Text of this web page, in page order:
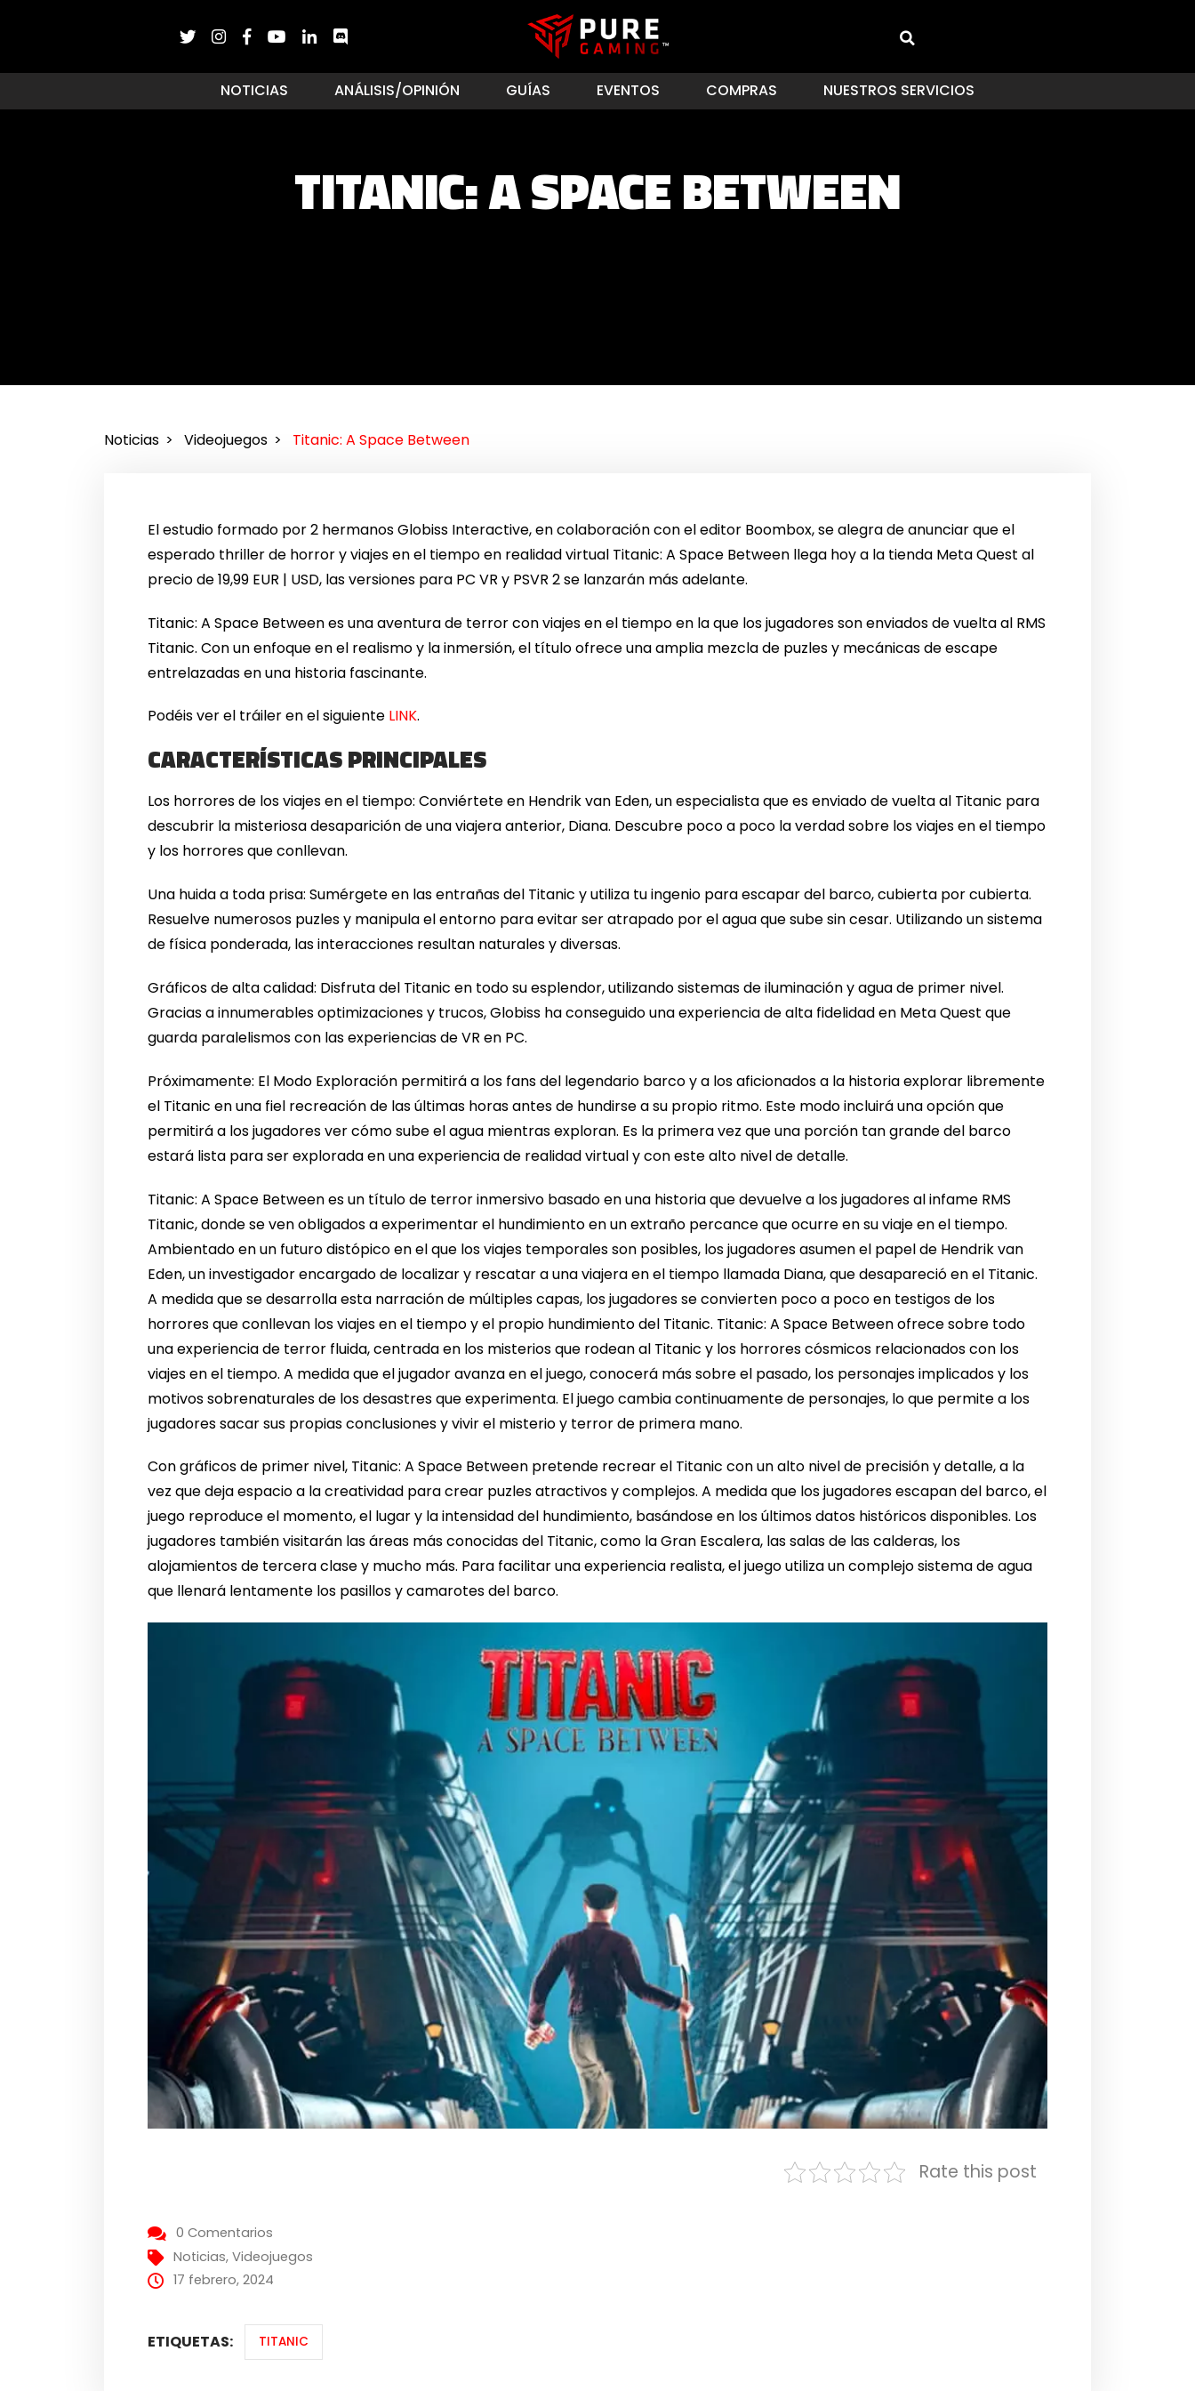
NOTICIAS ANÁLISIS/OPINIÓN GUÍAS EVENTOS COMPRAS NUESTROS SERVICIOS
TITANIC: A SPACE BETWEEN
Noticias Videojuegos Titanic: A Space Between
El estudio formado por 2 hermanos Globiss Interactive, en colaboración con el editor Boombox, se alegra de anunciar que el
esperado thriller de horror y viajes en el tiempo en realidad virtual Titanic: A Space Between llega hoy a la tienda Meta Quest al
precio de 19,99 EUR | USD, las versiones para PC VR y PSVR 2 se lanzarán más adelante.
Titanic: A Space Between es una aventura de terror con viajes en el tiempo en la que los jugadores son enviados de vuelta al RMS
Titanic. Con un enfoque en el realismo y la inmersión, el título ofrece una amplia mezcla de puzles y mecánicas de escape
entrelazadas en una historia fascinante.
Podéis ver el tráiler en el siguiente LINK.
CARACTERÍSTICAS PRINCIPALES
Los horrores de los viajes en el tiempo: Conviértete en Hendrik van Eden, un especialista que es enviado de vuelta al Titanic para
descubrir la misteriosa desaparición de una viajera anterior, Diana. Descubre poco a poco la verdad sobre los viajes en el tiempo
y los horrores que conllevan.
Una huida a toda prisa: Sumérgete en las entrañas del Titanic y utiliza tu ingenio para escapar del barco, cubierta por cubierta.
Resuelve numerosos puzles y manipula el entorno para evitar ser atrapado por el agua que sube sin cesar. Utilizando un sistema
de física ponderada, las interacciones resultan naturales y diversas.
Gráficos de alta calidad: Disfruta del Titanic en todo su esplendor, utilizando sistemas de iluminación y agua de primer nivel.
Gracias a innumerables optimizaciones y trucos, Globiss ha conseguido una experiencia de alta fidelidad en Meta Quest que
guarda paralelismos con las experiencias de VR en PC.
Próximamente: El Modo Exploración permitirá a los fans del legendario barco y a los aficionados a la historia explorar libremente
el Titanic en una fiel recreación de las últimas horas antes de hundirse a su propio ritmo. Este modo incluirá una opción que
permitirá a los jugadores ver cómo sube el agua mientras exploran. Es la primera vez que una porción tan grande del barco
estará lista para ser explorada en una experiencia de realidad virtual y con este alto nivel de detalle.
Titanic: A Space Between es un título de terror inmersivo basado en una historia que devuelve a los jugadores al infame RMS
Titanic, donde se ven obligados a experimentar el hundimiento en un extraño percance que ocurre en su viaje en el tiempo.
Ambientado en un futuro distópico en el que los viajes temporales son posibles, los jugadores asumen el papel de Hendrik van
Eden, un investigador encargado de localizar y rescatar a una viajera en el tiempo llamada Diana, que desapareció en el Titanic.
A medida que se desarrolla esta narración de múltiples capas, los jugadores se convierten poco a poco en testigos de los
horrores que conllevan los viajes en el tiempo y el propio hundimiento del Titanic. Titanic: A Space Between ofrece sobre todo
una experiencia de terror fluida, centrada en los misterios que rodean al Titanic y los horrores cósmicos relacionados con los
viajes en el tiempo. A medida que el jugador avanza en el juego, conocerá más sobre el pasado, los personajes implicados y los
motivos sobrenaturales de los desastres que experimenta. El juego cambia continuamente de personajes, lo que permite a los
jugadores sacar sus propias conclusiones y vivir el misterio y terror de primera mano.
Con gráficos de primer nivel, Titanic: A Space Between pretende recrear el Titanic con un alto nivel de precisión y detalle, a la
vez que deja espacio a la creatividad para crear puzles atractivos y complejos. A medida que los jugadores escapan del barco, el
juego reproduce el momento, el lugar y la intensidad del hundimiento, basándose en los últimos datos históricos disponibles. Los
jugadores también visitarán las áreas más conocidas del Titanic, como la Gran Escalera, las salas de las calderas, los
alojamientos de tercera clase y mucho más. Para facilitar una experiencia realista, el juego utiliza un complejo sistema de agua
que llenará lentamente los pasillos y camarotes del barco.
Rate this post
0 Comentarios
Noticias,Videojuegos
17 febrero, 2024
ETIQUETAS: TITANIC